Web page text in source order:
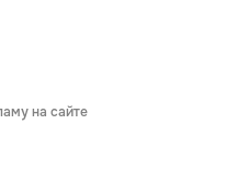
на сайте